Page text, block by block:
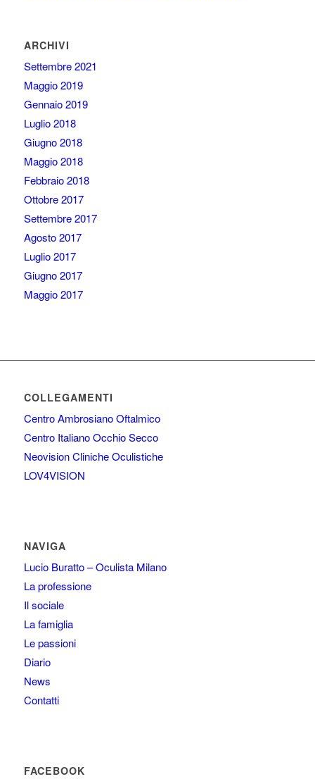
ARCHIVI
Settembre 2021
Maggio 2019
Gennaio 2019
Luglio 2018
Giugno 2018
Maggio 2018
Febbraio 2018
Ottobre 2017
Settembre 2017
Agosto 2017
Luglio 2017
Giugno 2017
Maggio 2017
COLLEGAMENTI
Centro Ambrosiano Oftalmico
Centro Italiano Occhio Secco
Neovision Cliniche Oculistiche
LOV4VISION
NAVIGA
Lucio Buratto – Oculista Milano
La professione
Il sociale
La famiglia
Le passioni
Diario
News
Contatti
FACEBOOK